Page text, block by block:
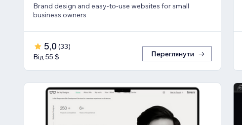
Brand design and easy-to-use websites for small
business owners
5,0 (33)
Від 55 $
Переглянути